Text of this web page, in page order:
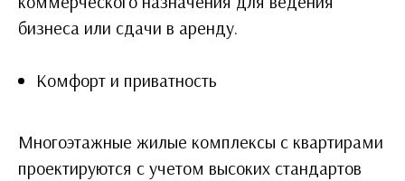
бизнеса или сдачи в аренду.
Комфорт и приватность
Многоэтажные жилые комплексы с квартирами
проектируются с учетом высоких стандартов